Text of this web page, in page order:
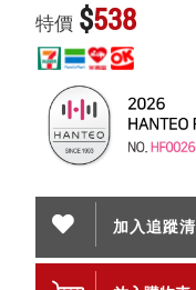
特價 $538
加入追蹤